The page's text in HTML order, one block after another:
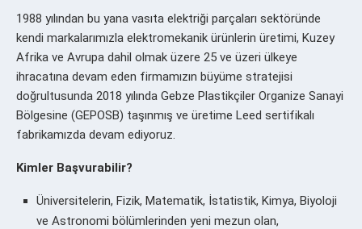
1988 yılından bu yana vasıta elektriği parçaları sektöründe
kendi markalarımızla elektromekanik ürünlerin üretimi, Kuzey
Afrika ve Avrupa dahil olmak üzere 25 ve üzeri ülkeye
ihracatına devam eden firmamızın büyüme stratejisi
doğrultusunda 2018 yılında Gebze Plastikçiler Organize Sanayi
Bölgesine (GEPOSB) taşınmış ve üretime Leed sertifikalı
fabrikamızda devam ediyoruz.
Kimler Başvurabilir?
Üniversitelerin, Fizik, Matematik, İstatistik, Kimya, Biyoloji
ve Astronomi bölümlerinden yeni mezun olan,